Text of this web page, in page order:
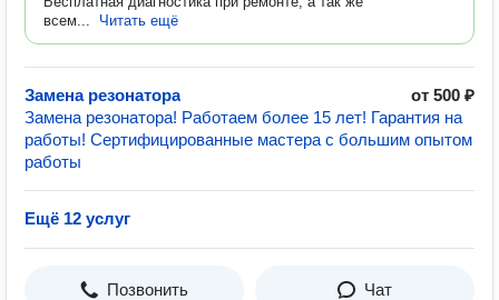
всем...
Читать ещё
Замена резонатора
от 500 ₽
Замена резонатора! Работаем более 15 лет! Гарантия на
работы! Сертифицированные мастера с большим опытом
работы
Ещё 12 услуг
Позвонить Чат